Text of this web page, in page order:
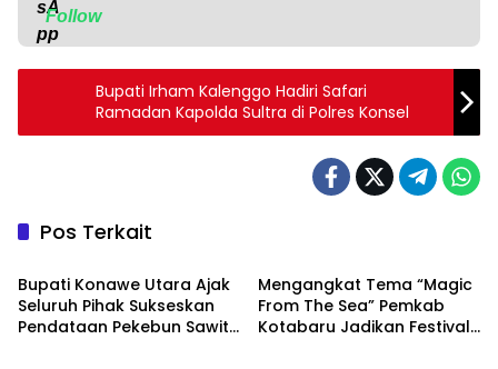
Follow
Bupati Irham Kalenggo Hadiri Safari
Ramadan Kapolda Sultra di Polres Konsel
Pos Terkait
News
Bupati Konawe Utara Ajak
Seluruh Pihak Sukseskan
Pendataan Pekebun Sawit
Mengangkat Tema “Magic
From The Sea” Pemkab
Kotabaru Jadikan Festival
News News